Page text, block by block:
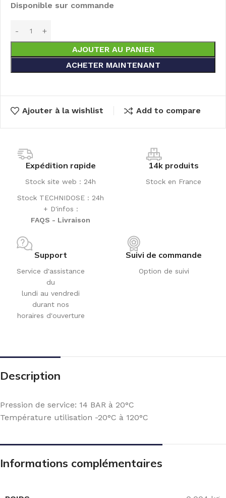
Disponible sur commande
AJOUTER AU PANIER
ACHETER MAINTENANT
Ajouter à la wishlist Add to compare
Expédition rapide
Stock site web : 24h
Stock TECHNIDOSE : 24h
+ D'infos :
FAQS - Livraison
14k produits
Stock en France
Support
Service d'assistance
du
lundi au vendredi
durant nos
horaires d'ouverture
Suivi de commande
Option de suivi
Description
Pression de service: 14 BAR à 20°C
Température utilisation -20°C à 120°C
Informations complémentaires